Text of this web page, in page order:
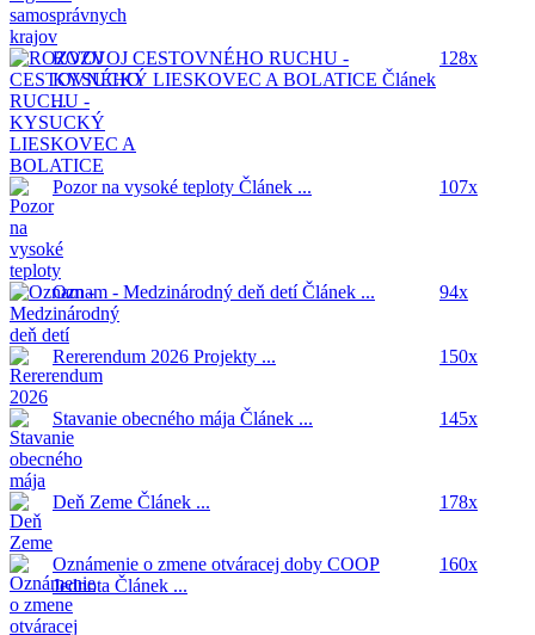
ROZVOJ CESTOVNÉHO RUCHU -
KYSUCKÝ LIESKOVEC A BOLATICE Článek
...
128x
Pozor na vysoké teploty Článek ... 107x
Oznam - Medzinárodný deň detíČlánek ... 94x
Rererendum 2026 Projekty ... 150x
Stavanie obecného mája Článek ... 145x
Deň Zeme Článek ... 178x
Oznámenie o zmene otváracej doby COOP
Jednota Článek ...
160x